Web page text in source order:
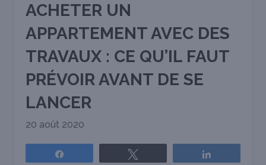
ACHETER UN
APPARTEMENT AVEC DES
TRAVAUX : CE QU’IL FAUT
PRÉVOIR AVANT DE SE
LANCER
20 août 2020